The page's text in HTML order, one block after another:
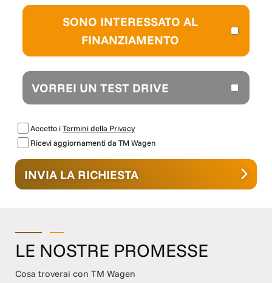
SONO INTERESSATO AL
FINANZIAMENTO
VORREI UN TEST DRIVE
Accetto iTermini della Privacy
Ricevi aggiornamenti da TM Wagen
INVIA LA RICHIESTA
LE NOSTRE PROMESSE
Cosa troverai con TM Wagen